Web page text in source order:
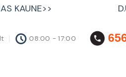
KAUNE>>
08:00 - 17:00